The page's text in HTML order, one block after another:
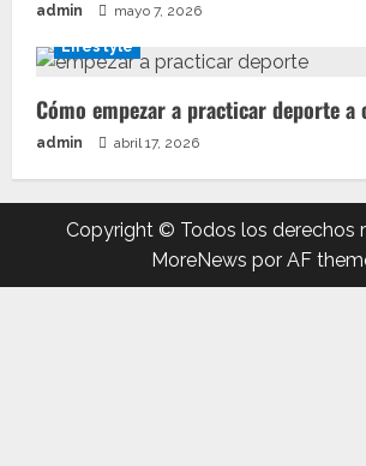
admin mayo 7, 2026
Lifestyle
Cómo empezar a practicar deporte a
admin abril 17, 2026
Copyright © Todos los derechos
MoreNews por AF